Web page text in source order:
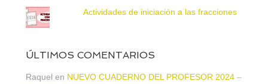
Actividades de iniciación a las fracciones
ÚLTIMOS COMENTARIOS
Raquel en NUEVO CUADERNO DEL PROFESOR 2024 –